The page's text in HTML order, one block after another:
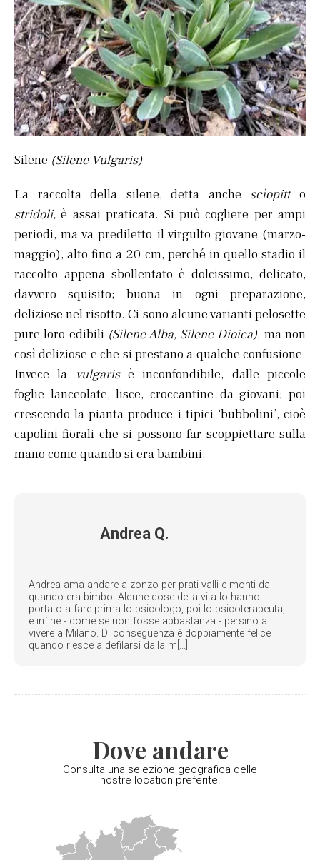
Silene (Silene Vulgaris)
La raccolta della silene, detta anche scìopitto
stridoli,è assai praticata. Si può cogliere per ampi
periodi, ma va prediletto il virgulto giovane (marzo-
maggio), alto fino a 20 cm, perché in quello stadio il
raccolto appena sbollentato è dolcissimo, delicato,
davvero squisito; buona in ogni preparazione,
deliziose nel risotto. Ci sono alcune varianti pelosette
pure loro edibili (Silene Alba, Silene Dioica), ma non
così deliziose e che si prestano a qualche confusione.
Invece la
vulgarisè inconfondibile, dalle piccole
foglie lanceolate, lisce, croccantine da giovani; poi
crescendo la pianta produce i tipici ‘bubbolini’, cioè
capolini fiorali che si possono far scoppiettare sulla
mano come quando si era bambini.
Andrea Q.
Andrea ama andare a zonzo per prati valli e monti da
quando era bimbo. Alcune cose della vita lo hanno
portato a fare prima lo psicologo, poi lo psicoterapeuta,
e infine - come se non fosse abbastanza - persino a
vivere a Milano. Di conseguenza è doppiamente felice
quando riesce a defilarsi dalla m[...]
Dove andare
Consulta una selezione geografica delle
nostre location preferite.